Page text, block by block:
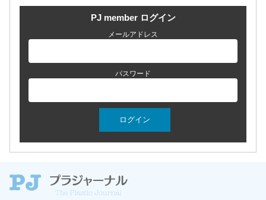
PJ member ログイン
メールアドレス
パスワード